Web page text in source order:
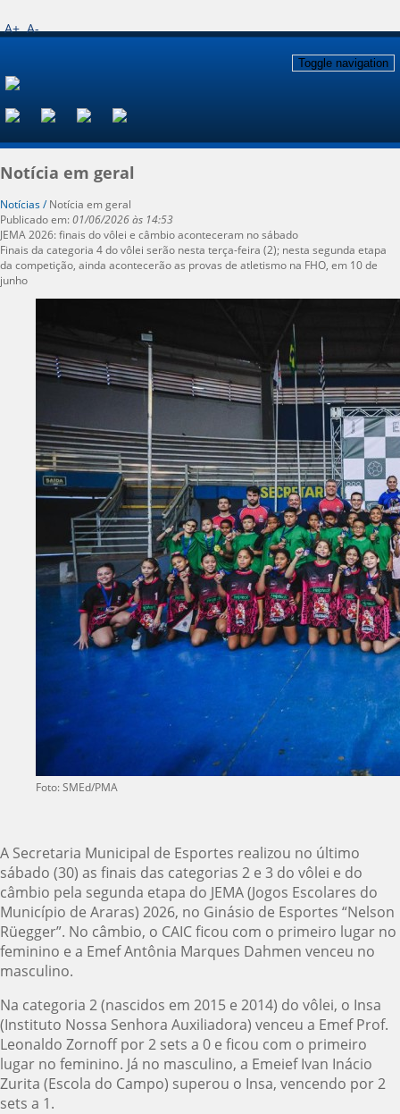
A+ A-
Toggle navigation
Notícia em geral
Notícias /Notícia em geral
Publicado em:01/06/2026 às 14:53
JEMA 2026: finais do vôlei e câmbio aconteceram no sábado
Finais da categoria 4 do vôlei serão nesta terça-feira (2); nesta segunda etapa
da competição, ainda acontecerão as provas de atletismo na FHO, em 10 de
junho
Foto: SMEd/PMA
A Secretaria Municipal de Esportes realizou no último
sábado (30) as finais das categorias 2 e 3 do vôlei e do
câmbio pela segunda etapa do JEMA (Jogos Escolares do
Município de Araras) 2026, no Ginásio de Esportes “Nelson
Rüegger”. No câmbio, o CAIC ficou com o primeiro lugar no
feminino e a Emef Antônia Marques Dahmen venceu no
masculino.
Na categoria 2 (nascidos em 2015 e 2014) do vôlei, o Insa
(Instituto Nossa Senhora Auxiliadora) venceu a Emef Prof.
Leonaldo Zornoff por 2 sets a 0 e ficou com o primeiro
lugar no feminino. Já no masculino, a Emeief Ivan Inácio
Zurita (Escola do Campo) superou o Insa, vencendo por 2
sets a 1.